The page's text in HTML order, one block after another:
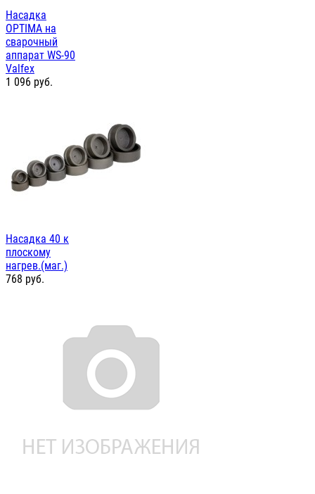
Насадка
OPTIMA на
сварочный
аппарат WS-90
Valfex
1 096 руб.
Насадка 40 к
плоскому
нагрев.(маг.)
768 руб.